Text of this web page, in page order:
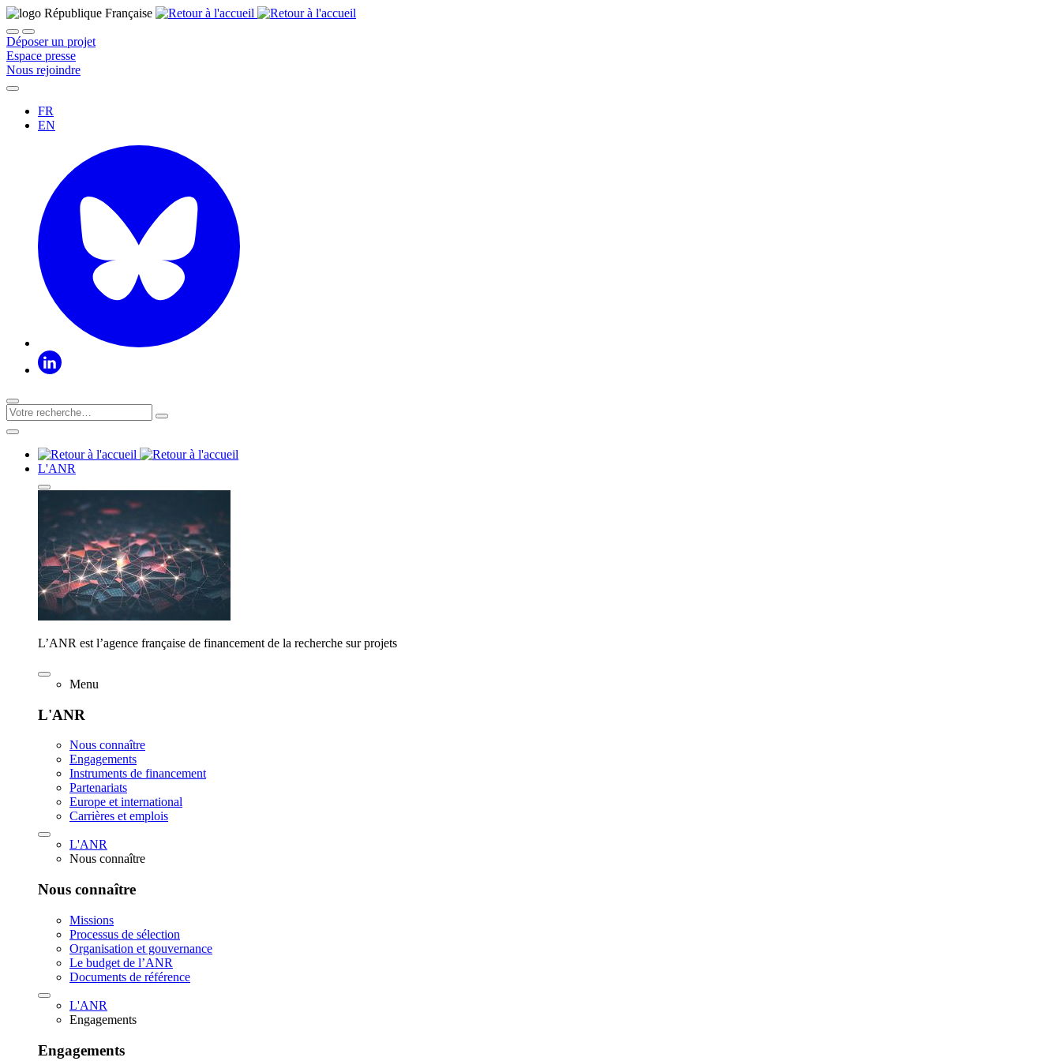
Déposer un projet
Espace presse
Nous rejoindre
FR
EN
L'ANR
L’ANR est l’agence française de financement de la recherche sur projets
Menu
L'ANR
Nous connaître
Engagements
Instruments de financement
Partenariats
Europe et international
Carrières et emplois
L'ANR
Nous connaître
Nous connaître
Missions
Processus de sélection
Organisation et gouvernance
Le budget de l’ANR
Documents de référence
L'ANR
Engagements
Engagements